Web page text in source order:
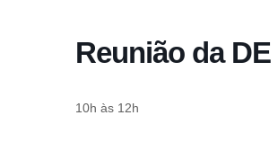
Reunião da DE
10h às 12h